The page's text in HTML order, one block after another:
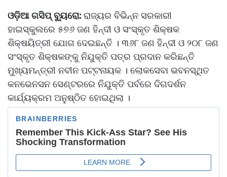
ଓଡ଼ିଆ ଗସିପ୍ ବ୍ୟୁରୋ: ରାଜ୍ୟର ବିଭିନ୍ନ ସରକାରୀ
ହାଇସ୍କୁଲରେ ୫୭୬ ଜଣ ହିନ୍ଦୀ ଓ ସଂସ୍କୃତ ଶିକ୍ଷକ
ଶିକ୍ଷୟିତ୍ରୀ ଯୋଗ ଦେଇଛନ୍ତି । ୩୬୮ ଜଣ ହିନ୍ଦୀ ଓ ୨୦୮ ଜଣ
ସଂସ୍କୃତ ଶିକ୍ଷକଙ୍କୁ ନିଯୁକ୍ତି ପତ୍ର ପ୍ରଦାନ କରିଛନ୍ତି
ମୁଖ୍ୟମନ୍ତ୍ରୀ ନବୀନ ପଟ୍ଟନାୟକ । ଲୋକସେବା ଭବନସ୍ଥିତ
କନଭେନସନ ସେଣ୍ଟରରେ ନିଯୁକ୍ତି ପର୍ବରେ ଦିଗଦର୍ଶନ
କାର୍ଯ୍ୟକ୍ରମ ଅନୁଷ୍ଠିତ ହୋଇଥିଲା ।